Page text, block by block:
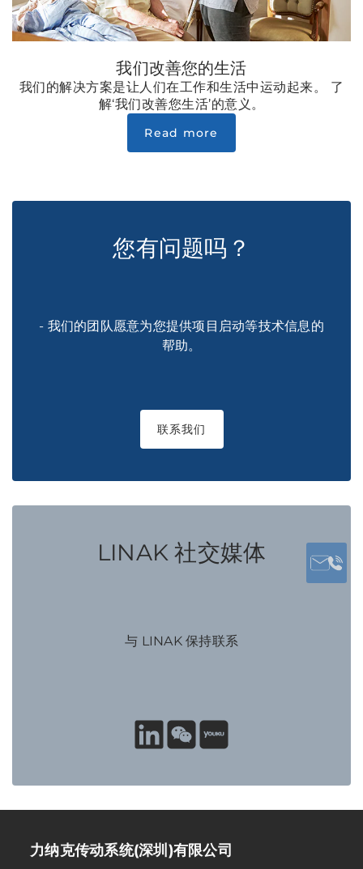
我们改善您的生活
我们的解决方案是让人们在工作和生活中运动起来。 了
解‘我们改善您生活’的意义。
Read more
您有问题吗？
- 我们的团队愿意为您提供项目启动等技术信息的
帮助。
联系我们
LINAK 社交媒体
与 LINAK 保持联系
力纳克传动系统(深圳)有限公司